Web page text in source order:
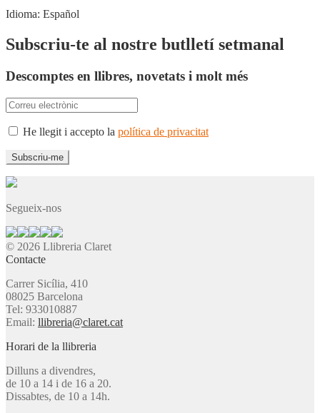
Idioma: Español
Subscriu-te al nostre butlletí setmanal
Descomptes en llibres, novetats i molt més
He llegit i accepto la política de privacitat
Segueix-nos
© 2026 Llibreria Claret
Contacte
Carrer Sicília, 410
08025 Barcelona
Tel: 933010887
Email: llibreria@claret.cat
Horari de la llibreria
Dilluns a divendres,
de 10 a 14 i de 16 a 20.
Dissabtes, de 10 a 14h.